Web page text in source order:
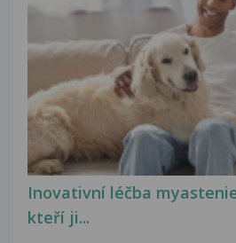
Inovativní léčba
kteří ji...